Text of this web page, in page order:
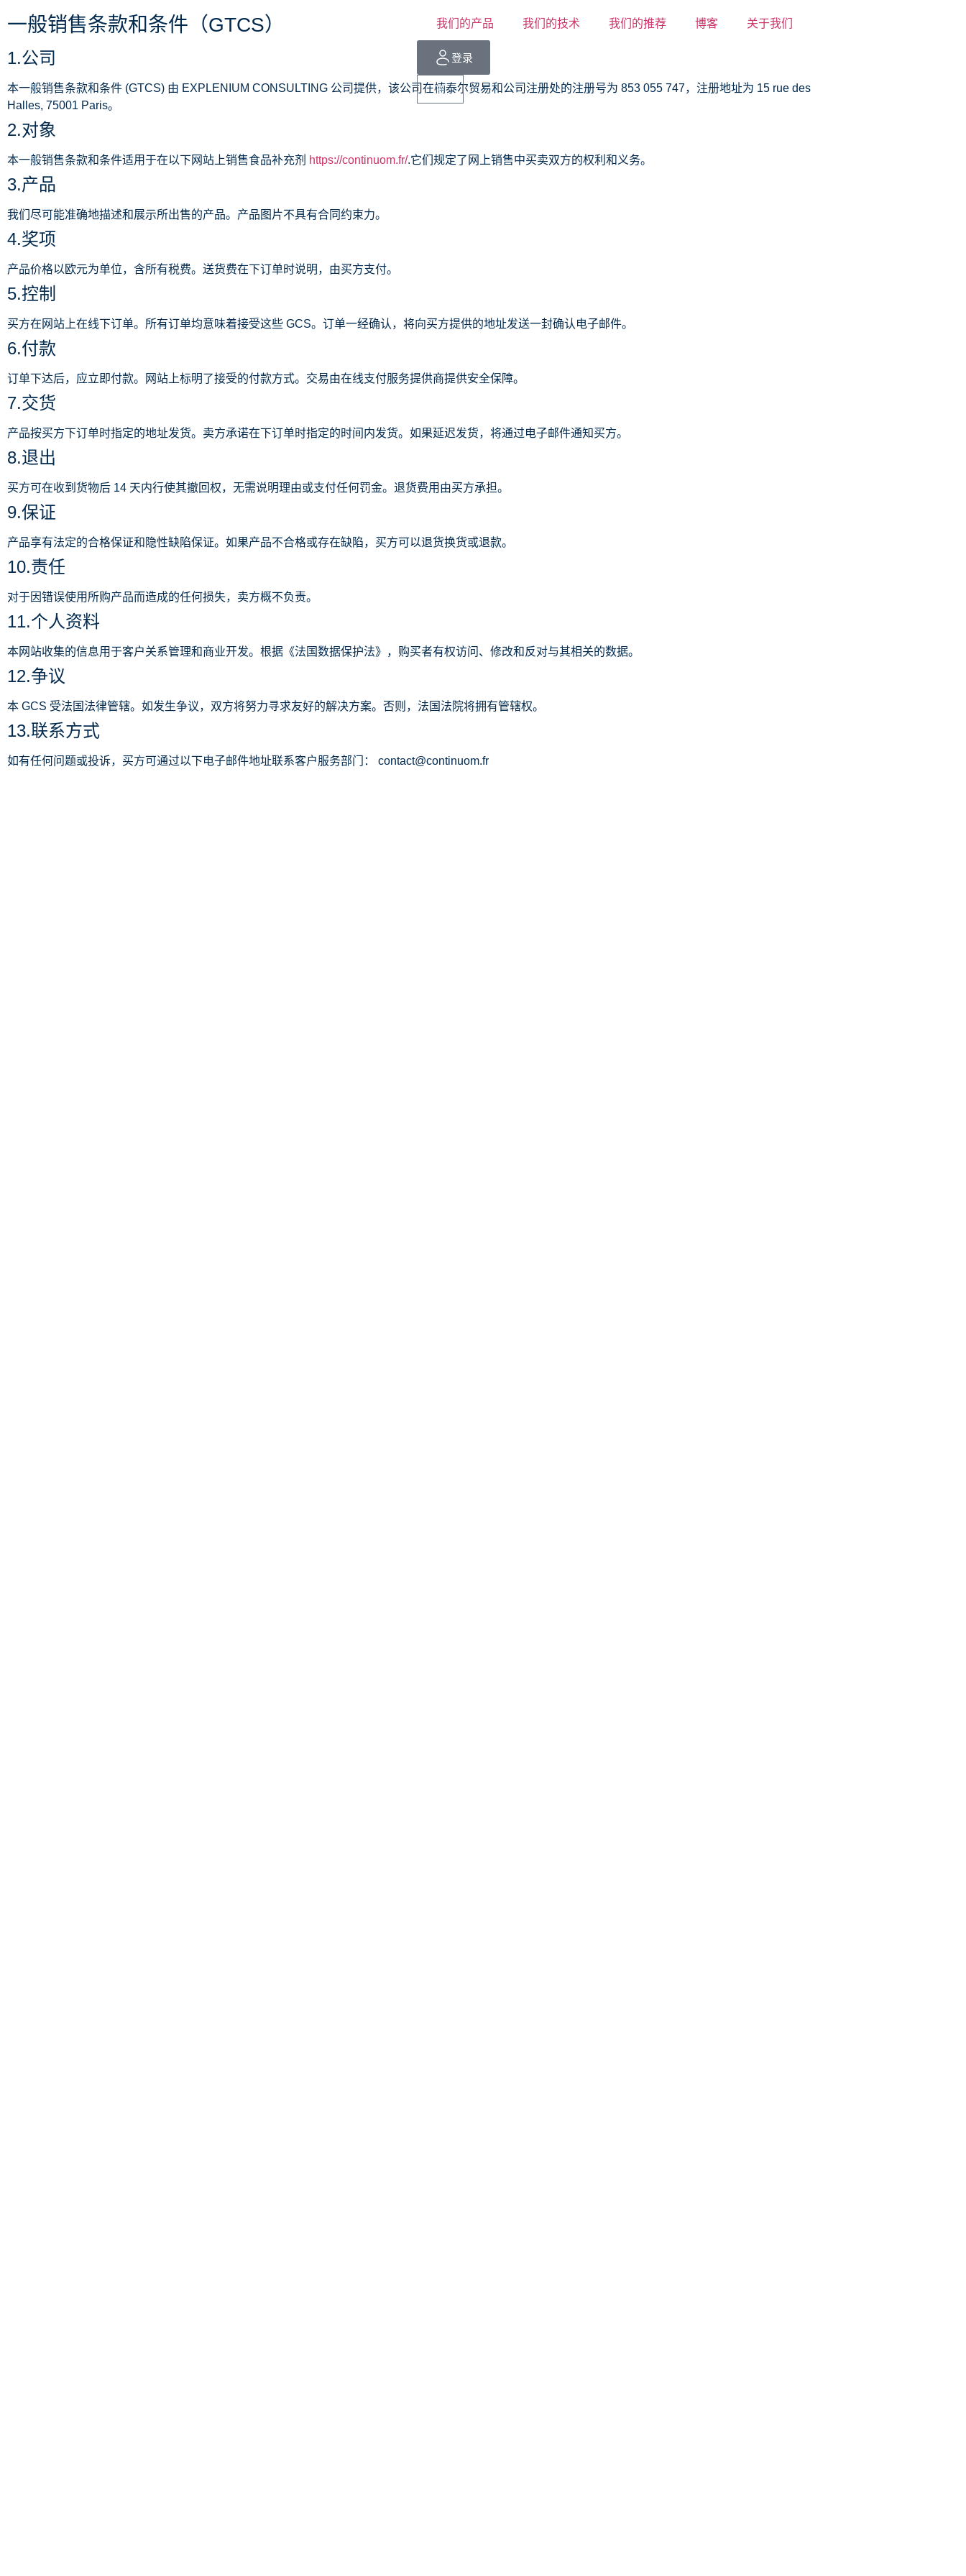
我们的产品 我们的技术 我们的推荐 博客 关于我们
登录
一般销售条款和条件（GTCS）
1.公司
本一般销售条款和条件 (GTCS) 由 EXPLENIUM CONSULTING 公司提供，该公司在楠泰尔贸易和公司注册处的注册号为 853 055 747，注册地址为 15 rue des
Halles, 75001 Paris。
2.对象
本一般销售条款和条件适用于在以下网站上销售食品补充剂 https://continuom.fr/.它们规定了网上销售中买卖双方的权利和义务。
3.产品
我们尽可能准确地描述和展示所出售的产品。产品图片不具有合同约束力。
4.奖项
产品价格以欧元为单位，含所有税费。送货费在下订单时说明，由买方支付。
5.控制
买方在网站上在线下订单。所有订单均意味着接受这些 GCS。订单一经确认，将向买方提供的地址发送一封确认电子邮件。
6.付款
订单下达后，应立即付款。网站上标明了接受的付款方式。交易由在线支付服务提供商提供安全保障。
7.交货
产品按买方下订单时指定的地址发货。卖方承诺在下订单时指定的时间内发货。如果延迟发货，将通过电子邮件通知买方。
8.退出
买方可在收到货物后 14 天内行使其撤回权，无需说明理由或支付任何罚金。退货费用由买方承担。
9.保证
产品享有法定的合格保证和隐性缺陷保证。如果产品不合格或存在缺陷，买方可以退货换货或退款。
10.责任
对于因错误使用所购产品而造成的任何损失，卖方概不负责。
11.个人资料
本网站收集的信息用于客户关系管理和商业开发。根据《法国数据保护法》，购买者有权访问、修改和反对与其相关的数据。
12.争议
本 GCS 受法国法律管辖。如发生争议，双方将努力寻求友好的解决方案。否则，法国法院将拥有管辖权。
13.联系方式
如有任何问题或投诉，买方可通过以下电子邮件地址联系客户服务部门： contact@continuom.fr